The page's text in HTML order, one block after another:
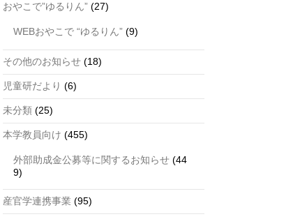
おやこで”ゆるりん” (27)
WEBおやこで “ゆるりん” (9)
その他のお知らせ (18)
児童研だより (6)
未分類 (25)
本学教員向け (455)
外部助成金公募等に関するお知らせ (44
9)
産官学連携事業 (95)